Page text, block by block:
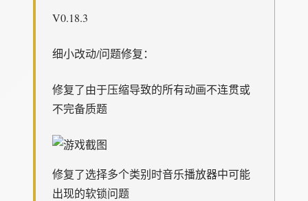
V0.18.3
细小改动/问题修复：
修复了由于压缩导致的所有动画不连贯或
不完备质题
修复了选择多个类别时音乐播放器中可能
出现的软锁问题